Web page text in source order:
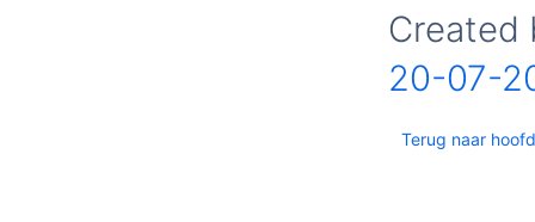
20-07-
Terug naar